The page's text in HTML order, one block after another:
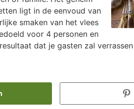
ligt in de eenvoud van
smaken van het vlees
voor 4 personen en
dat je gasten zal